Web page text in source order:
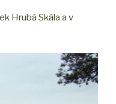
Hrubá Skála a v